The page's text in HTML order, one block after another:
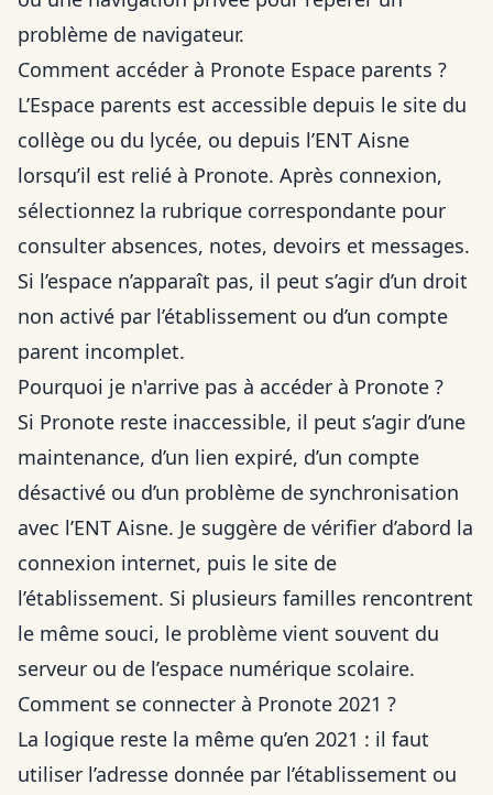
problème de navigateur.
Comment accéder à Pronote Espace parents ?
L’Espace parents est accessible depuis le site du
collège ou du lycée, ou depuis l’ENT Aisne
lorsqu’il est relié à Pronote. Après connexion,
sélectionnez la rubrique correspondante pour
consulter absences, notes, devoirs et messages.
Si l’espace n’apparaît pas, il peut s’agir d’un droit
non activé par l’établissement ou d’un compte
parent incomplet.
Pourquoi je n'arrive pas à accéder à Pronote ?
Si Pronote reste inaccessible, il peut s’agir d’une
maintenance, d’un lien expiré, d’un compte
désactivé ou d’un problème de synchronisation
avec l’ENT Aisne. Je suggère de vérifier d’abord la
connexion internet, puis le site de
l’établissement. Si plusieurs familles rencontrent
le même souci, le problème vient souvent du
serveur ou de l’espace numérique scolaire.
Comment se connecter à Pronote 2021 ?
La logique reste la même qu’en 2021 : il faut
utiliser l’adresse donnée par l’établissement ou